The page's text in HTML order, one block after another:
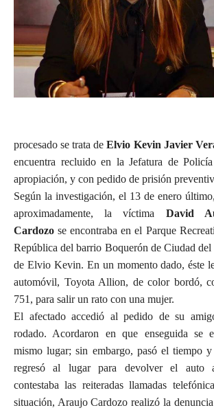
procesado se trata deElvio Kevin Javier
encuentra recluido en la Jefatura de
apropiación, y con pedido de prisión
Según la investigación, el 13 de enero
aproximadamente, la víctima David
Cardozo se encontraba en el Parque
República del barrio Boquerón de Ciudad del
de Elvio Kevin. En un momento dado, éste
automóvil, Toyota Allion, de color bordó,
751, para salir un rato con una mujer.
El afectado accedió al pedido de su
rodado. Acordaron en que enseguida se
mismo lugar; sin embargo, pasó el tiempo
regresó al lugar para devolver el auto
contestaba las reiteradas llamadas
situación, Araujo Cardozo realizó la